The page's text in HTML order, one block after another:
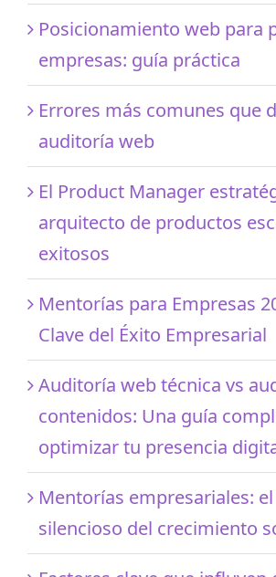
Posicionamiento web para
empresas: guía práctica
Errores más comunes que
auditoría web
El Product Manager
arquitecto de productos
exitosos
Mentorías para Empresas
Clave del Éxito Empresarial
Auditoría web técnica vs
contenidos: Una guía
optimizar tu presencia
Mentorías empresariales:
silencioso del crecimiento